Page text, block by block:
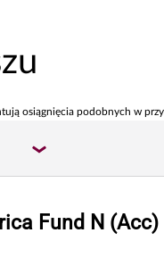
osiągnięcia podobnych w
Fund N (Acc)